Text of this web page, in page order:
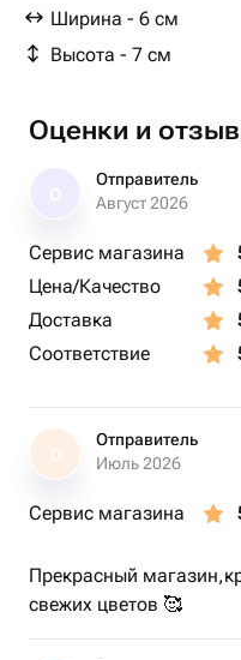
Ширина - 6 см
Высота - 7 см
Оценки и
Отправитель
Август 2026
Сервис магазина
Цена/Качество
Доставка
Соответствие
О
Отправитель
Июль 2026
Сервис магазина
Прекрасный
свежих цветов 🥰